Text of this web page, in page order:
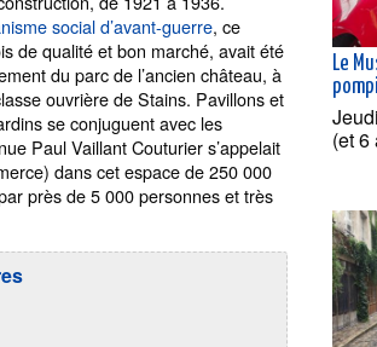
social d’avant-guerre, ce
de qualité et bon marché, avait été
du parc de l’ancien château, à
ouvrière de Stains. Pavillons et
se conjuguent avec les
Paul Vaillant Couturier s’appelait
dans cet espace de 250 000
près de 5 000 personnes et très
Le
(et 6